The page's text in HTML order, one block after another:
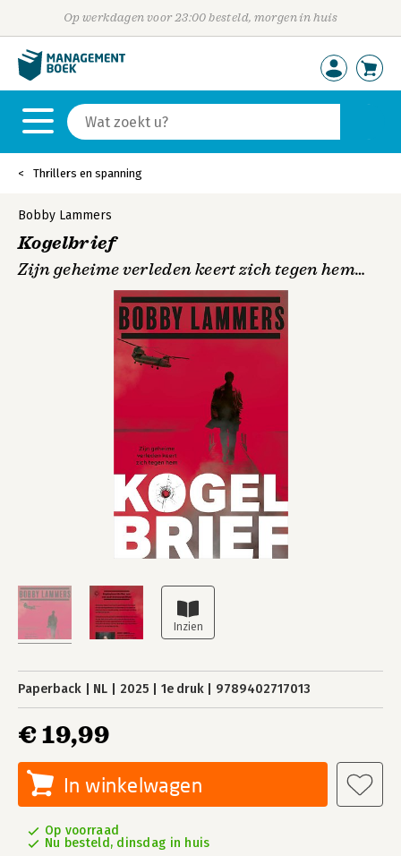
Op werkdagen voor 23:00 besteld, morgen in huis
Thrillers en spanning
Bobby Lammers
Kogelbrief
Zijn geheime verleden keert zich tegen hem…
Paperback NL 2025 1e druk 9789402717013
€ 19,99
In winkelwagen
Op voorraad
Nu besteld, dinsdag in huis